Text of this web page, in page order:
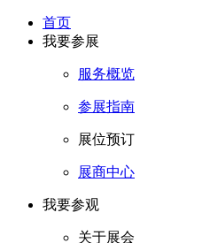
首页
我要参展
服务概览
参展指南
展位预订
展商中心
我要参观
关于展会